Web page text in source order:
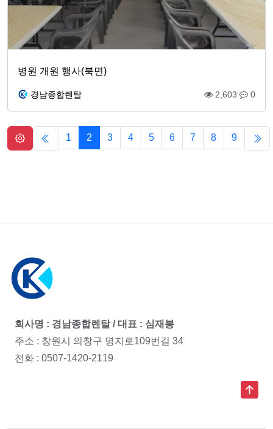
병원 개원 행사(북면)
경남종합렌탈 2,603 0
1 2 3 4 5 6 7 8 9
회사명 : 경남종합렌탈 / 대표 : 심재봉
주소 : 창원시 의창구 명지로109번길 34
전화 : 0507-1420-2119